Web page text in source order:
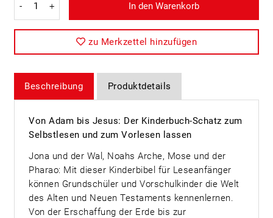
- + In den Warenkorb
zu Merkzettel hinzufügen
Beschreibung Produktdetails
Von Adam bis Jesus: Der Kinderbuch-Schatz zum
Selbstlesen und zum Vorlesen lassen
Jona und der Wal, Noahs Arche, Mose und der
Pharao: Mit dieser Kinderbibel für Leseanfänger
können Grundschüler und Vorschulkinder die Welt
des Alten und Neuen Testaments kennenlernen.
Von der Erschaffung der Erde bis zur